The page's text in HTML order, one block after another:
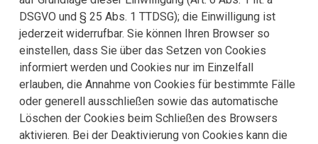
DSGVO und § 25 Abs. 1 TTDSG); die Einwilligung ist
jederzeit widerrufbar. Sie können Ihren Browser so
einstellen, dass Sie über das Setzen von Cookies
informiert werden und Cookies nur im Einzelfall
erlauben, die Annahme von Cookies für bestimmte Fälle
oder generell ausschließen sowie das automatische
Löschen der Cookies beim Schließen des Browsers
aktivieren. Bei der Deaktivierung von Cookies kann die